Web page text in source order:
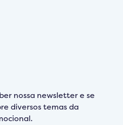
nossa newsletter e se
diversos temas da